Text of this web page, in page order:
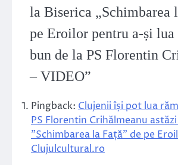
la Biserica „Schimbarea
pe Eroilor pentru a-și lua
bun de la PS Florentin
– VIDEO”
Pingback: Clujenii își pot lua
PS Florentin Crihălmeanu
"Schimbarea la Față" de pe
Clujulcultural.ro